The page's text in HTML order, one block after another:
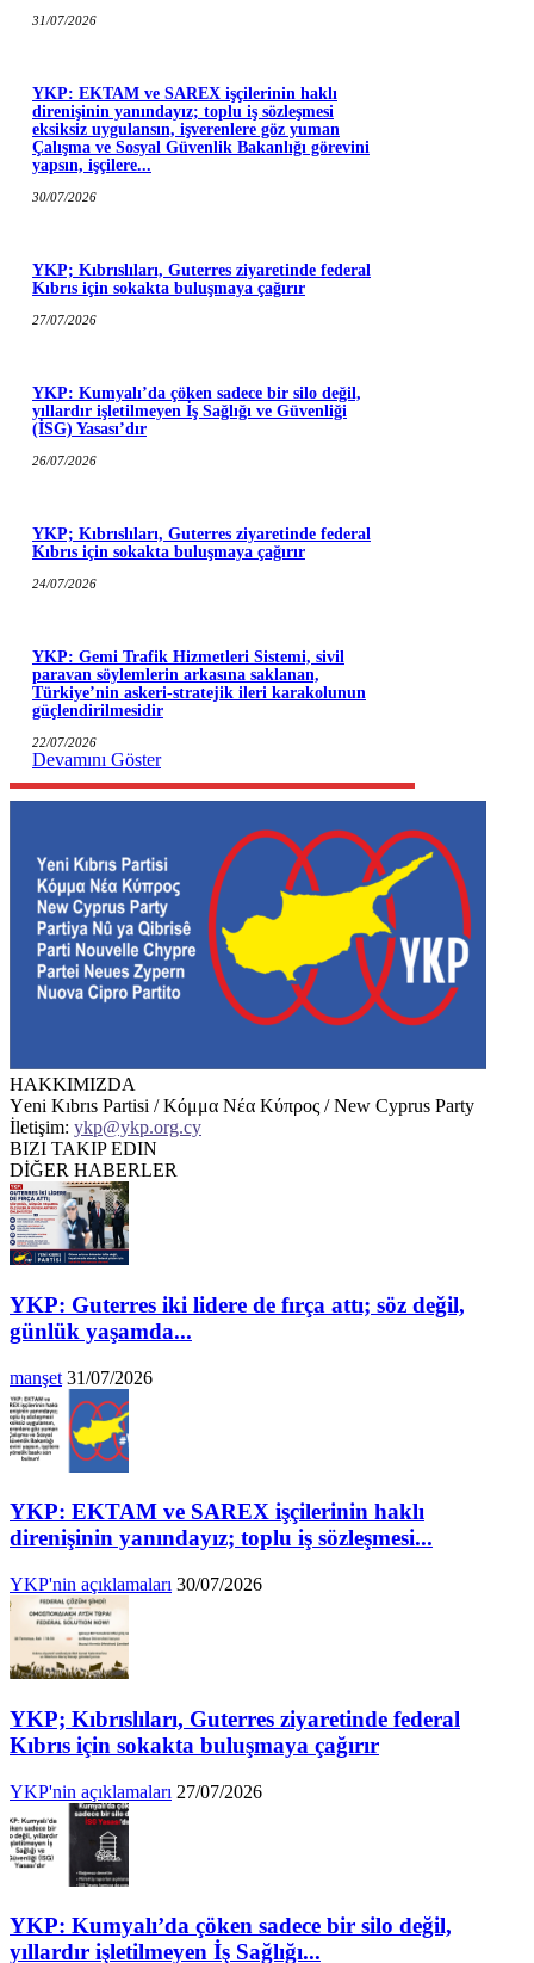
31/07/2026
YKP: EKTAM ve SAREX işçilerinin haklı
direnişinin yanındayız; toplu iş sözleşmesi
eksiksiz uygulansın, işverenlere göz yuman
Çalışma ve Sosyal Güvenlik Bakanlığı görevini
yapsın, işçilere...
30/07/2026
YKP; Kıbrıslıları, Guterres ziyaretinde federal
Kıbrıs için sokakta buluşmaya çağırır
27/07/2026
YKP: Kumyalı’da çöken sadece bir silo değil,
yıllardır işletilmeyen İş Sağlığı ve Güvenliği
(İSG) Yasası’dır
26/07/2026
YKP; Kıbrıslıları, Guterres ziyaretinde federal
Kıbrıs için sokakta buluşmaya çağırır
24/07/2026
YKP: Gemi Trafik Hizmetleri Sistemi, sivil
paravan söylemlerin arkasına saklanan,
Türkiye’nin askeri-stratejik ileri karakolunun
güçlendirilmesidir
22/07/2026
Devamını Göster
HAKKIMIZDA
Υeni Kıbrıs Partisi / Κόμμα Νέα Κύπρος / New Cyprus Party
İletişim: ykp@ykp.org.cy
BIZI TAKIP EDIN
DİĞER HABERLER
YKP: Guterres iki lidere de fırça attı; söz değil,
günlük yaşamda...
manşet 31/07/2026
YKP: EKTAM ve SAREX işçilerinin haklı
direnişinin yanındayız; toplu iş sözleşmesi...
YKP'nin açıklamaları 30/07/2026
YKP; Kıbrıslıları, Guterres ziyaretinde federal
Kıbrıs için sokakta buluşmaya çağırır
YKP'nin açıklamaları 27/07/2026
YKP: Kumyalı’da çöken sadece bir silo değil,
yıllardır işletilmeyen İş Sağlığı...